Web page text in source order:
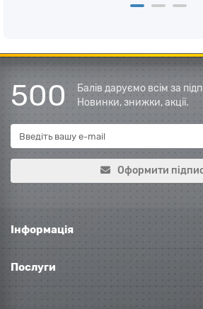
500
Балів даруємо всім за
Новинки, знижки, акції.
Оформити
Інформація
Послуги